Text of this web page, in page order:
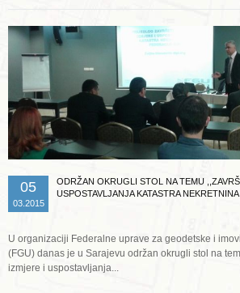
05
03.2015
ODRŽAN OKRUGLI STOL NA TEMU
USPOSTAVLJANJA KATASTRA NEKRETNINA
U organizaciji Federalne uprave za geodetske i
(FGU) danas je u Sarajevu održan okrugli stol na
izmjere i uspostavljanja...